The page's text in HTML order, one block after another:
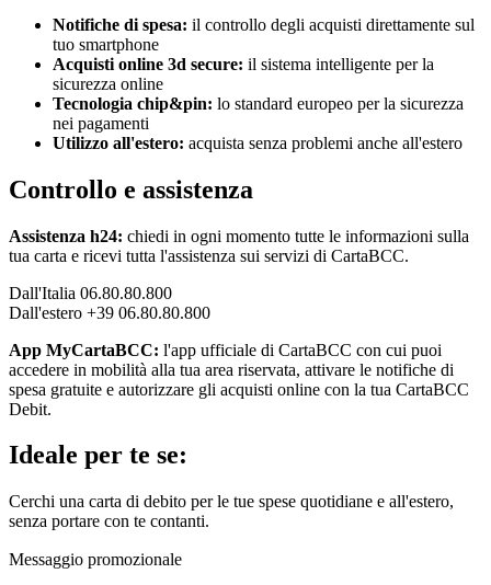
Notifiche di spesa: il controllo degli acquisti direttamente sul
tuo smartphone
Acquisti online 3d secure: il sistema intelligente per la
sicurezza online
Tecnologia chip&pin: lo standard europeo per la sicurezza
nei pagamenti
Utilizzo all'estero: acquista senza problemi anche all'estero
Controllo e assistenza
Assistenza h24: chiedi in ogni momento tutte le informazioni sulla
tua carta e ricevi tutta l'assistenza sui servizi di CartaBCC.
Dall'Italia 06.80.80.800
Dall'estero +39 06.80.80.800
App MyCartaBCC: l'app ufficiale di CartaBCC con cui puoi
accedere in mobilità alla tua area riservata, attivare le notifiche di
spesa gratuite e autorizzare gli acquisti online con la tua CartaBCC
Debit.
Ideale per te se:
Cerchi una carta di debito per le tue spese quotidiane e all'estero,
senza portare con te contanti.
Messaggio promozionale